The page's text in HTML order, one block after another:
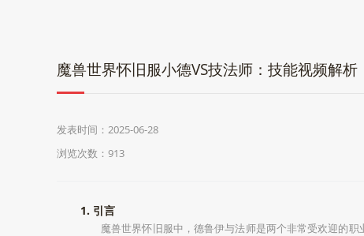
魔兽世界怀旧服小德VS技法师：技能视频解析
发表时间：2025-06-28
浏览次数：913
1. 引言
魔兽世界怀旧服中，德鲁伊与法师是两个非常受欢迎的